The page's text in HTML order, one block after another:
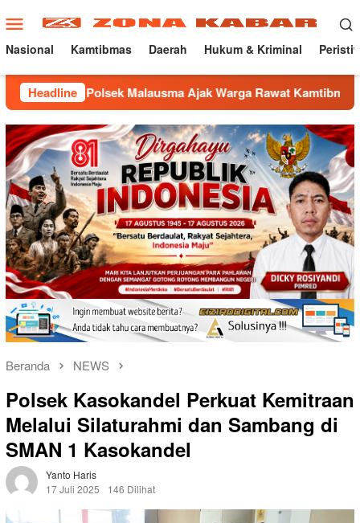
ke
konten
Menu
Mobile
Nasional Kamtibmas Daerah Hukum & Kriminal
Headline
Malausma Ajak Warga Rawat Kamtibmas Jaga
Beranda NEWS
Polsek Kasokandel Perkuat Kemitraan
Melalui Silaturahmi dan Sambang di
SMAN 1 Kasokandel
Yanto Haris
17 Juli 2025
146 Dilihat